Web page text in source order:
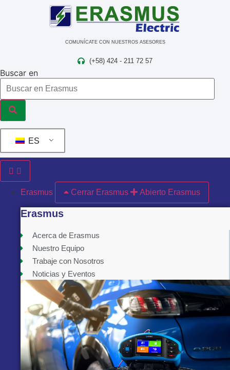
COMUNÍCATE CON NUESTROS ASESORES
(+58) 424 - 211 72 57
Buscar en
ES
Erasmus Cerrar Erasmus Abierto Erasmus
Erasmus
Acerca de Erasmus
Nuestro Equipo
Trabaje con Nosotros
Noticias y Eventos